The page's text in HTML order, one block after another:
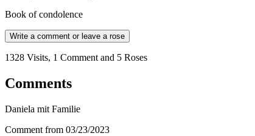
Book of condolence
Write a comment or leave a rose
1328 Visits, 1 Comment and 5 Roses
Comments
Daniela mit Familie
Comment from 03/23/2023